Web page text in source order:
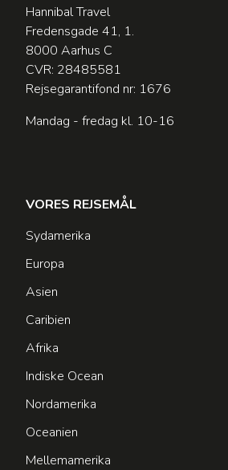
Hannibal Travel
Fredensgade 41, 1.
8000 Aarhus C
CVR: 28485581
Rejsegarantifond nr: 1676
Mandag - fredag kl. 10-16
VORES REJSEMÅL
Sydamerika
Europa
Asien
Caribien
Afrika
Indiske Ocean
Nordamerika
Oceanien
Mellemamerika